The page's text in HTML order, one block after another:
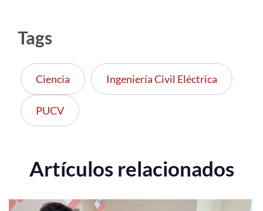
Tags
Ciencia Ingeniería Civil Eléctrica
PUCV
Artículos relacionados